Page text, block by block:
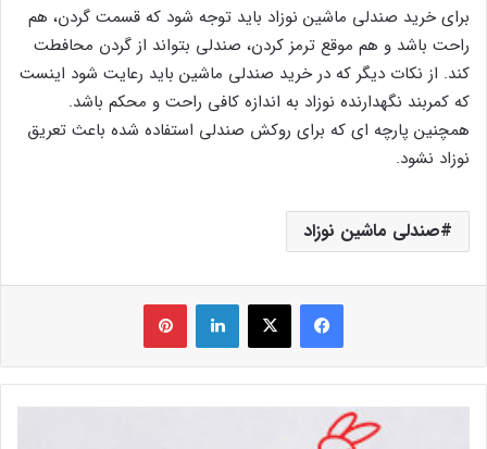
برای خرید صندلی ماشین نوزاد باید توجه شود که قسمت گردن، هم
راحت باشد و هم موقع ترمز کردن، صندلی بتواند از گردن محافطت
کند. از نکات دیگر که در خرید صندلی ماشین باید رعایت شود اینست
که کمربند نگهدارنده نوزاد به اندازه کافی راحت و محکم باشد.
همچنین پارچه ای که برای روکش صندلی استفاده شده باعث تعریق
نوزاد نشود.
صندلی ماشین نوزاد
فیس بوک X لینکدین ‫پین‌ترست